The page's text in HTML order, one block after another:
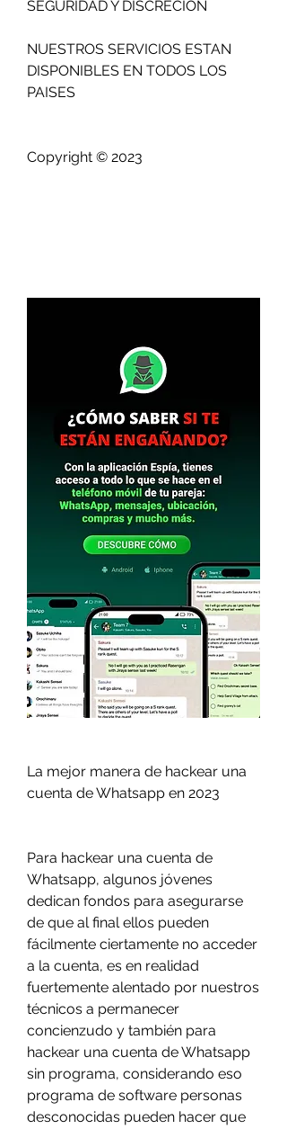
NUESTROS SERVICIOS ESTAN
DISPONIBLES EN TODOS LOS
PAISES
Copyright © 2023
La mejor manera de hackear una
cuenta de Whatsapp en 2023
Para hackear una cuenta de
Whatsapp, algunos jóvenes
dedican fondos para asegurarse
de que al final ellos pueden
fácilmente ciertamente no acceder
a la cuenta, es en realidad
fuertemente alentado por nuestros
técnicos a permanecer
concienzudo y también para
hackear una cuenta de Whatsapp
sin programa, considerando eso
programa de software personas
desconocidas pueden hacer que